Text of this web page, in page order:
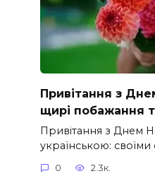
Привітання з
щирі побажання
Привітання з Днем
українською:
0 2.3к.